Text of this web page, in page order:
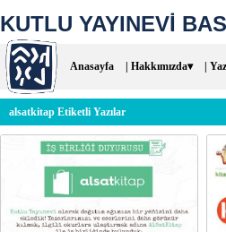
KUTLU YAYINEVİ
Anasayfa | Hakkımızda▾ |
alsatkitap Etiketli Yazılar